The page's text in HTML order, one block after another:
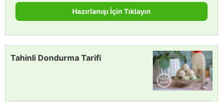
Hazırlanışı İçin Tıklayın
Tahinli Dondurma Tarifi